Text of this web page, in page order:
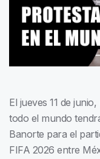
El jueves 11 de
todo el mundo
Banorte para el
FIFA 2026 entre